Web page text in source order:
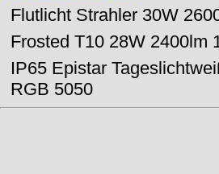
Flutlicht Strahler 30W
Frosted T10 28W 2400lm
IP65 Epistar
RGB 5050